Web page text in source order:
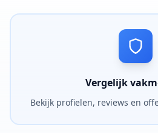
Vergelijk
Bekijk profielen, reviews en